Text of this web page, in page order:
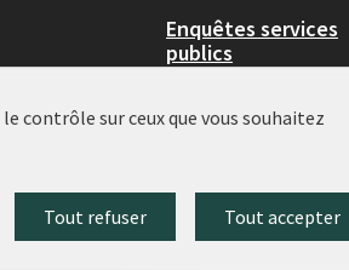
Enquêtes services
publics
contrôle sur ceux que vous souhaitez
Tout accepter
Tout refuser